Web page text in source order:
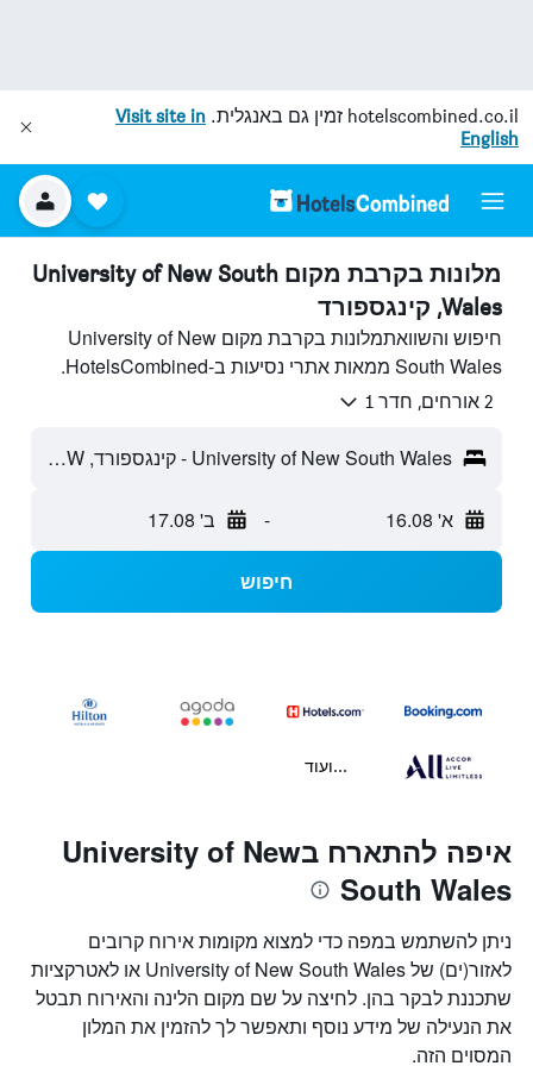
hotelscombined.co.il זמין גם באנגלית. Visit site in
English
מלונות בקרבת מקום University of New South
Wales, קינגספורד
חיפוש והשוואתמלונות בקרבת מקום University of New
South Wales ממאות אתרי נסיעות ב-HotelsCombined.
2 אורחים, חדר 1
University of New South Wales - קינגספורד, NSW, אוסטרליה
א' 16.08 - ב' 17.08
חיפוש
...ועוד
איפה להתארח בUniversity of New
South Wales
ניתן להשתמש במפה כדי למצוא מקומות אירוח קרובים
לאזור(ים) של University of New South Wales או לאטרקציות
שתכננת לבקר בהן. לחיצה על שם מקום הלינה והאירוח תבטל
את הנעילה של מידע נוסף ותאפשר לך להזמין את המלון
המסוים הזה.